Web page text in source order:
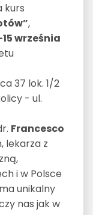
kurs
,
15 września
37 lok. 1/2
- ul.
Francesco
lekarza z
i w Polsce
unikalny
nas jak w